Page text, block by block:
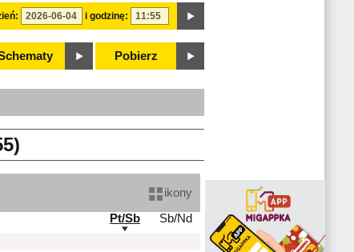
i godzinę:
Pobierz
ikony
Pt/Sb
Sb/Nd